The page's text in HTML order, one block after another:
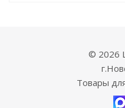
© 2026
Товары